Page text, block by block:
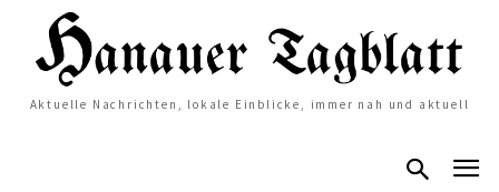
Aktuelle Nachrichten, lokale Einblicke, immer nah und aktuell